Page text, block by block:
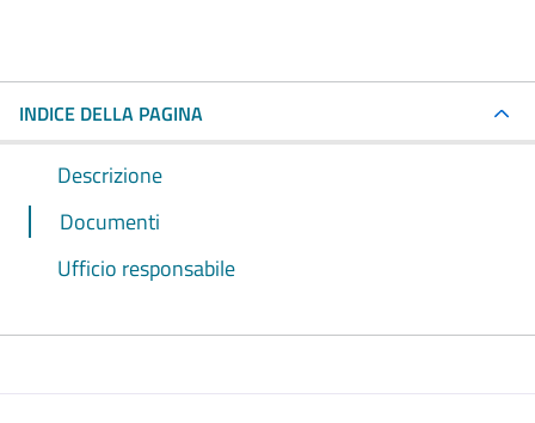
INDICE DELLA PAGINA
Descrizione
Documenti
Ufficio responsabile